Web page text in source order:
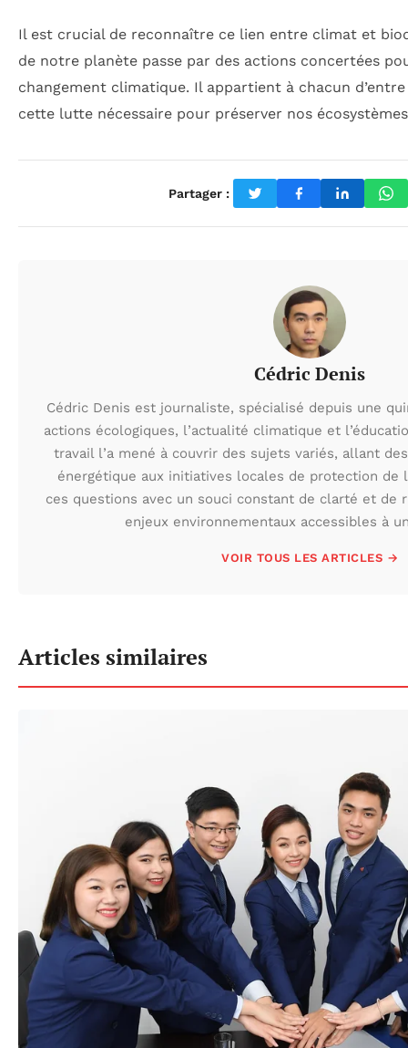
Il est crucial de reconnaître ce lien entre climat et
de notre planète passe par des actions concertées
changement climatique. Il appartient à chacun d’entre
cette lutte nécessaire pour préserver nos
Partager :
Cédric Denis
Cédric Denis est journaliste, spécialisé depuis une
actions écologiques, l’actualité climatique et
travail l’a mené à couvrir des sujets variés, allant
énergétique aux initiatives locales de protection de
ces questions avec un souci constant de clarté et de
enjeux environnementaux accessibles à
VOIR TOUS LES ARTICLES →
Articles similaires